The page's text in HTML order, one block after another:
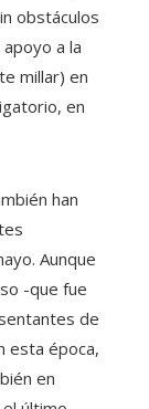
obstáculos
a la
millar) en
en
han
Aunque
-que fue
de
esta época,
en